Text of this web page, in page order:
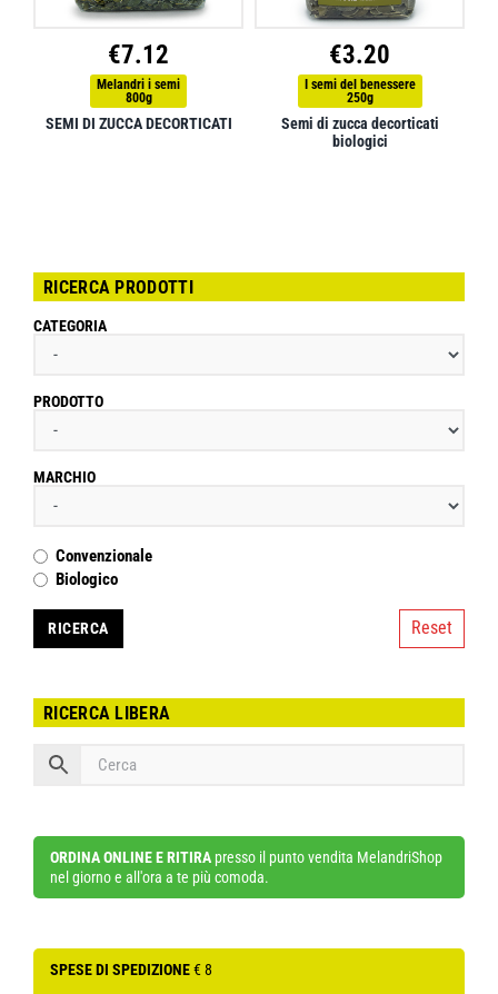
€7.12
Melandri i semi
800g
SEMI DI ZUCCA DECORTICATI
€3.20
I semi del benessere
250g
Semi di zucca decorticati
biologici
RICERCA PRODOTTI
CATEGORIA
PRODOTTO
MARCHIO
Convenzionale
Biologico
Reset
RICERCA LIBERA
ORDINA ONLINE E RITIRA presso il punto vendita MelandriShop
nel giorno e all'ora a te più comoda.
SPESE DI SPEDIZIONE€ 8